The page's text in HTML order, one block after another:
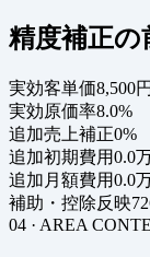
精度補正の
実効客単価8,500円
実効原価率8.0%
追加売上補正0%
追加初期費用0.0
追加月額費用0.0
補助・控除反映
04 · AREA